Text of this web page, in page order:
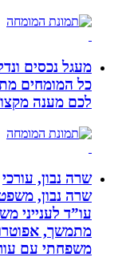
מעגל נכסים ונדלן
כל המומחים מתחום
לכם מענה מקצועי
שרה נבון, עורכי
שרה נבון, משפטי -
עו”ד לענייני
מתמשך,
משפחתי עם עורכת